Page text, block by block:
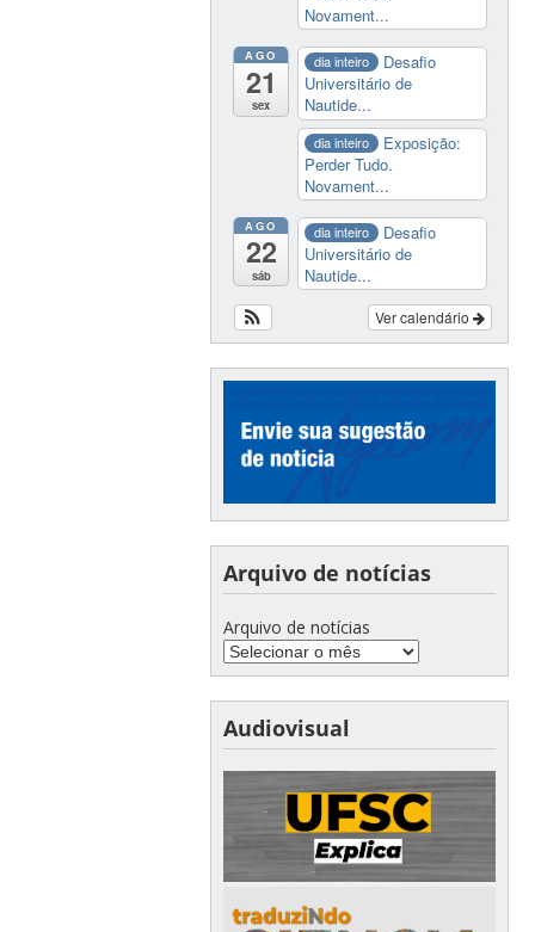
Novament...
AGO
21
sex
dia inteiro
Desafio
Universitário de
Nautide...
dia inteiro
Exposição:
Perder Tudo.
Novament...
AGO
22
sáb
dia inteiro
Desafio
Universitário de
Nautide...
Ver calendário
Arquivo de notícias
Arquivo de notícias
Audiovisual